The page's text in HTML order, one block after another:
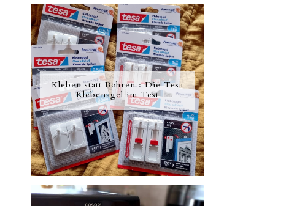
Kleben statt Bohren : Die Tesa
Klebenägel im Test